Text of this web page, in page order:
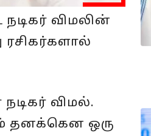
நடிகர் விமலின்
விமல்.
தனக்கென ஒரு